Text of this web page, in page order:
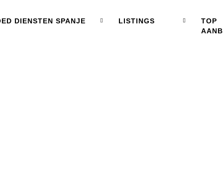
DIENSTEN SPANJE LISTINGS
TOP